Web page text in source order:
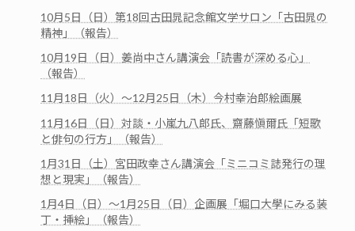
10月5日（日）第18回古田晁記念館文学サロン「古田晁の
精神」（報告）
10月19日（日）姜尚中さん講演会「読書が深める心」
（報告）
11月18日（火）～12月25日（木）今村幸治郎絵画展
11月16日（日）対談・小嵐九八郎氏、齋藤愼爾氏「短歌
と俳句の行方」（報告）
1月31日（土）宮田政幸さん講演会「ミニコミ誌発行の理
想と現実」（報告）
1月4日（日）～1月25日（日）企画展「堀口大學にみる装
丁・挿絵」（報告）